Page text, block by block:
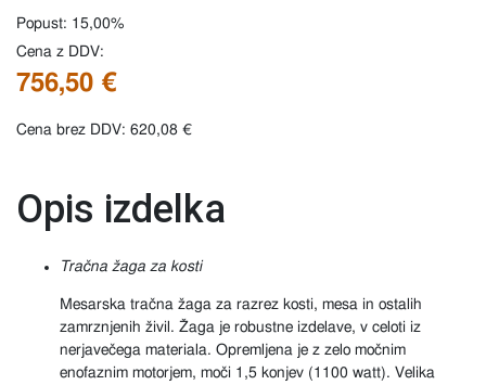
Popust: 15,00%
Cena z DDV:
756,50 €
Cena brez DDV: 620,08 €
Opis izdelka
Tračna žaga za kosti
Mesarska tračna žaga za razrez kosti, mesa in ostalih
zamrznjenih živil. Žaga je robustne izdelave, v celoti iz
nerjavečega materiala. Opremljena je z zelo močnim
enofaznim motorjem, moči 1,5 konjev (1100 watt). Velika